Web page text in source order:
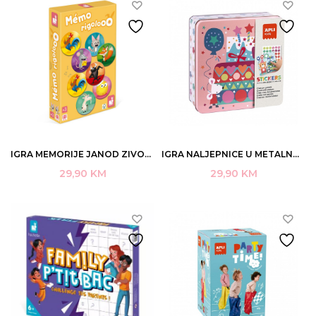
IGRA MEMORIJE JANOD ZIVOTINJE 40/1 KARTON +3 ART.J02736 (4/24)
29,90 KM
IGRA NALJEPNICE U METALNOJ KUTIJI APLI ART.19124
29,90 KM